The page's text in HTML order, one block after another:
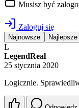
Musisz być
Zaloguj się
Najnowsze Najlepsze
L
LegendReal
25 stycznia 2020
Logicznie.